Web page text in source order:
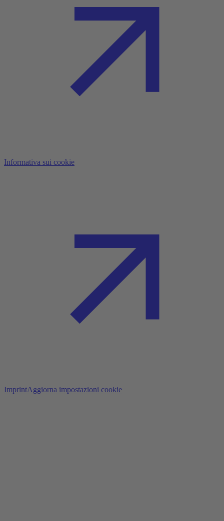
Informativa sui cookie
ImprintAggiorna impostazioni cookie